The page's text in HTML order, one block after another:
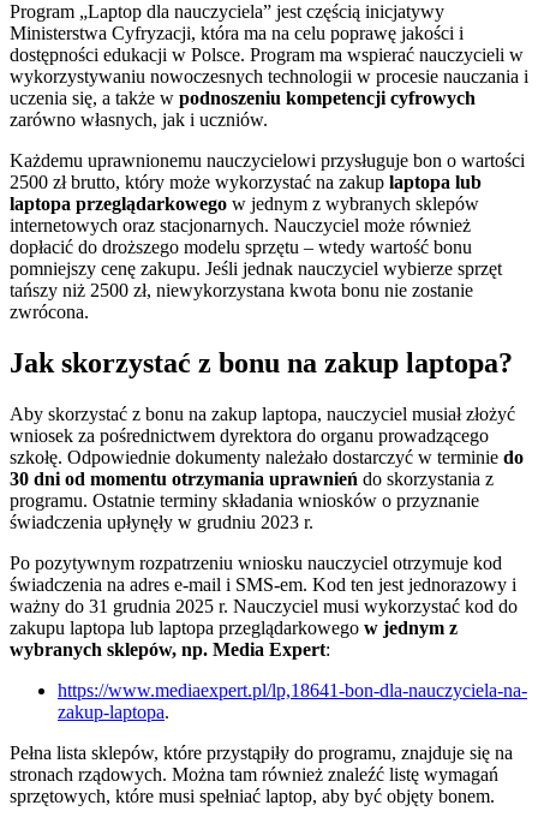
Program „Laptop dla nauczyciela” jest częścią inicjatywy
Ministerstwa Cyfryzacji, która ma na celu poprawę jakości i
dostępności edukacji w Polsce. Program ma wspierać nauczycieli w
wykorzystywaniu nowoczesnych technologii w procesie nauczania i
uczenia się, a także w podnoszeniu kompetencji cyfrowych
zarówno własnych, jak i uczniów.
Każdemu uprawnionemu nauczycielowi przysługuje bon o wartości
2500 zł brutto, który może wykorzystać na zakup laptopa lub
laptopa przeglądarkowego w jednym z wybranych sklepów
internetowych oraz stacjonarnych. Nauczyciel może również
dopłacić do droższego modelu sprzętu – wtedy wartość bonu
pomniejszy cenę zakupu. Jeśli jednak nauczyciel wybierze sprzęt
tańszy niż 2500 zł, niewykorzystana kwota bonu nie zostanie
zwrócona.
Jak skorzystać z bonu na zakup laptopa?
Aby skorzystać z bonu na zakup laptopa, nauczyciel musiał złożyć
wniosek za pośrednictwem dyrektora do organu prowadzącego
szkołę. Odpowiednie dokumenty należało dostarczyć w terminie do
30 dni od momentu otrzymania uprawnień do skorzystania z
programu. Ostatnie terminy składania wniosków o przyznanie
świadczenia upłynęły w grudniu 2023 r.
Po pozytywnym rozpatrzeniu wniosku nauczyciel otrzymuje kod
świadczenia na adres e-mail i SMS-em. Kod ten jest jednorazowy i
ważny do 31 grudnia 2025 r. Nauczyciel musi wykorzystać kod do
zakupu laptopa lub laptopa przeglądarkowego w jednym z
wybranych sklepów, np. Media Expert:
https://www.mediaexpert.pl/lp,18641-bon-dla-nauczyciela-na-
zakup-laptopa.
Pełna lista sklepów, które przystąpiły do programu, znajduje się na
stronach rządowych. Można tam również znaleźć listę wymagań
sprzętowych, które musi spełniać laptop, aby być objęty bonem.